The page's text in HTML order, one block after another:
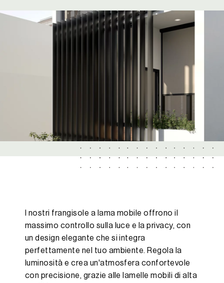
I nostri frangisole a lama mobile offrono il
massimo controllo sulla luce e la privacy, con
un design elegante che si integra
perfettamente nel tuo ambiente. Regola la
luminosità e crea un'atmosfera confortevole
con precisione, grazie alle lamelle mobili di alta